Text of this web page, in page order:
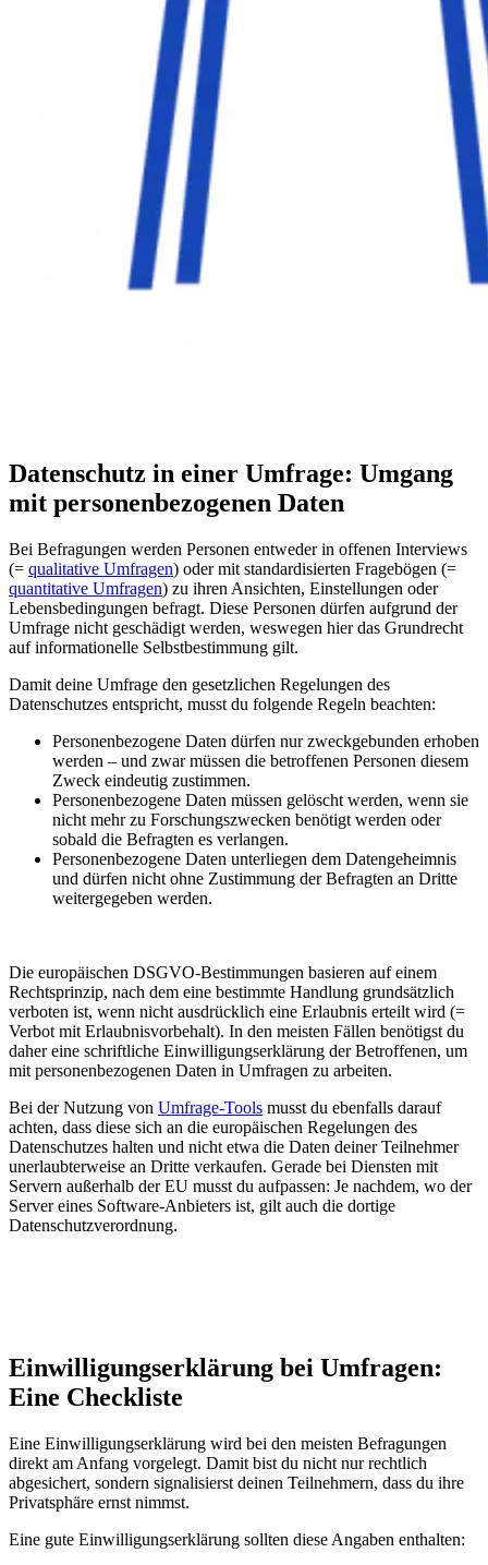
Datenschutz in einer Umfrage: Umgang
mit personenbezogenen Daten
Bei Befragungen werden Personen entweder in offenen Interviews
(= qualitative Umfragen) oder mit standardisierten Fragebögen (=
quantitative Umfragen) zu ihren Ansichten, Einstellungen oder
Lebensbedingungen befragt. Diese Personen dürfen aufgrund der
Umfrage nicht geschädigt werden, weswegen hier das Grundrecht
auf informationelle Selbstbestimmung gilt.
Damit deine Umfrage den gesetzlichen Regelungen des
Datenschutzes entspricht, musst du folgende Regeln beachten:
Personenbezogene Daten dürfen nur zweckgebunden erhoben
werden – und zwar müssen die betroffenen Personen diesem
Zweck eindeutig zustimmen.
Personenbezogene Daten müssen gelöscht werden, wenn sie
nicht mehr zu Forschungszwecken benötigt werden oder
sobald die Befragten es verlangen.
Personenbezogene Daten unterliegen dem Datengeheimnis
und dürfen nicht ohne Zustimmung der Befragten an Dritte
weitergegeben werden.
Die europäischen DSGVO-Bestimmungen basieren auf einem
Rechtsprinzip, nach dem eine bestimmte Handlung grundsätzlich
verboten ist, wenn nicht ausdrücklich eine Erlaubnis erteilt wird (=
Verbot mit Erlaubnisvorbehalt). In den meisten Fällen benötigst du
daher eine schriftliche Einwilligungserklärung der Betroffenen, um
mit personenbezogenen Daten in Umfragen zu arbeiten.
Bei der Nutzung von Umfrage-Tools musst du ebenfalls darauf
achten, dass diese sich an die europäischen Regelungen des
Datenschutzes halten und nicht etwa die Daten deiner Teilnehmer
unerlaubterweise an Dritte verkaufen. Gerade bei Diensten mit
Servern außerhalb der EU musst du aufpassen: Je nachdem, wo der
Server eines Software-Anbieters ist, gilt auch die dortige
Datenschutzverordnung.
Einwilligungserklärung bei Umfragen:
Eine Checkliste
Eine Einwilligungserklärung wird bei den meisten Befragungen
direkt am Anfang vorgelegt. Damit bist du nicht nur rechtlich
abgesichert, sondern signalisierst deinen Teilnehmern, dass du ihre
Privatsphäre ernst nimmst.
Eine gute Einwilligungserklärung sollten diese Angaben enthalten: